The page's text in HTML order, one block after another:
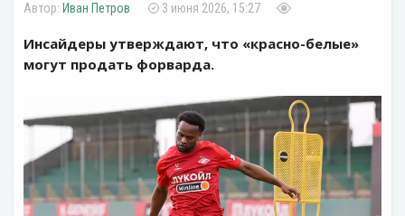
Иван Петров 3 июня 2026, 15:27
Инсайдеры утверждают, что «красно-белые»
могут продать форварда.